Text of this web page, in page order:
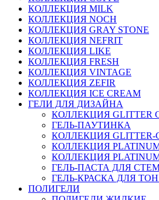
КОЛЛЕКЦИЯ MILK
КОЛЛЕКЦИЯ NOCH
КОЛЛЕКЦИЯ GRAY STONE
КОЛЛЕКЦИЯ NEFRIT
КОЛЛЕКЦИЯ LIKE
КОЛЛЕКЦИЯ FRESH
КОЛЛЕКЦИЯ VINTAGE
КОЛЛЕКЦИЯ ZEFIR
КОЛЛЕКЦИЯ ICE CREAM
ГЕЛИ ДЛЯ ДИЗАЙНА
КОЛЛЕКЦИЯ GLITTER
ГЕЛЬ-ПАУТИНКА
КОЛЛЕКЦИЯ GLITTER-
КОЛЛЕКЦИЯ
КОЛЛЕКЦИЯ
ГЕЛЬ-ПАСТА ДЛЯ
ГЕЛЬ-КРАСКА ДЛЯ
ПОЛИГЕЛИ